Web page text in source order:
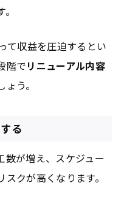
て収益を圧迫するとい
階でリニューアル内容
う。
る
数が増え、スケジュー
クが高くなります。